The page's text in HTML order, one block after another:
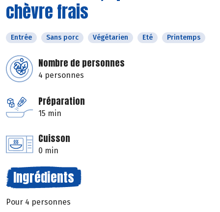
chèvre frais
Entrée Sans porc Végétarien Eté Printemps
Nombre de personnes
4 personnes
Préparation
15 min
Cuisson
0 min
Ingrédients
Pour 4 personnes